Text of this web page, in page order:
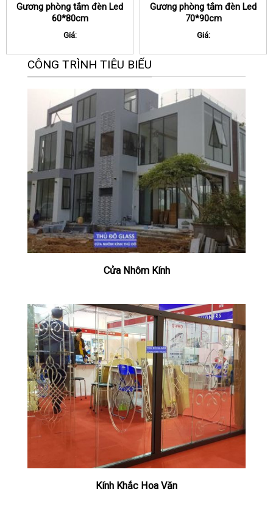
Gương phòng tắm đèn Led
60*80cm
Giá:
Gương phòng tắm đèn Led
70*90cm
Giá:
CÔNG TRÌNH TIÊU BIỂU
Cửa Nhôm Kính
Kính Khắc Hoa Văn